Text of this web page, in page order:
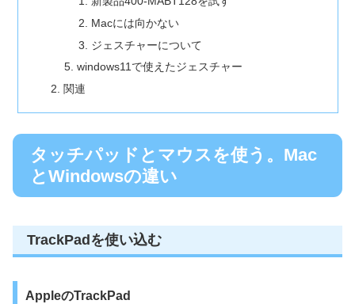
Macには向かない
ジェスチャーについて
windows11で使えたジェスチャー
関連
タッチパッドとマウスを使う。Mac
とWindowsの違い
TrackPadを使い込む
AppleのTrackPad